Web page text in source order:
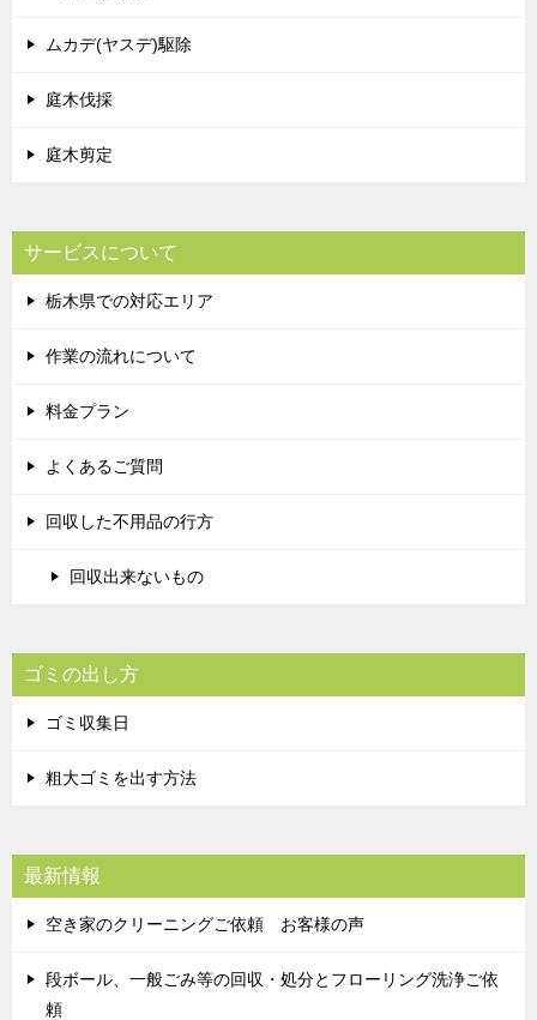
ムカデ(ヤスデ)駆除
庭木伐採
庭木剪定
サービスについて
栃木県での対応エリア
作業の流れについて
料金プラン
よくあるご質問
回収した不用品の行方
回収出来ないもの
ゴミの出し方
ゴミ収集日
粗大ゴミを出す方法
最新情報
空き家のクリーニングご依頼 お客様の声
段ボール、一般ごみ等の回収・処分とフローリング洗浄ご依
頼